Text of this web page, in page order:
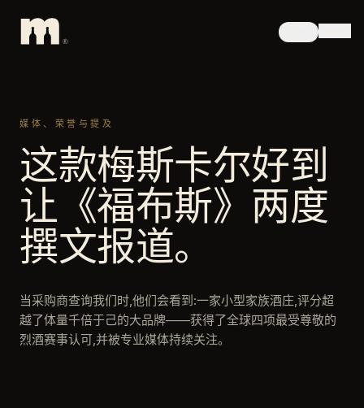
媒体、荣誉与提及
这款梅斯卡尔好到
让《福布斯》两度
撰文报道。
当采购商查询我们时,他们会看到:一家小型家族酒庄,评分超
越了体量千倍于己的大品牌——获得了全球四项最受尊敬的
烈酒赛事认可,并被专业媒体持续关注。